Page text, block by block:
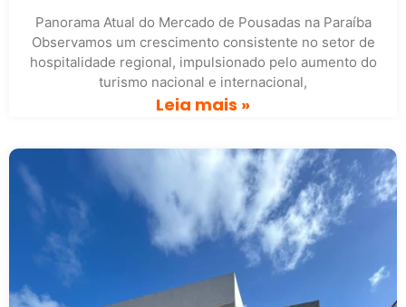
Panorama Atual do Mercado de Pousadas na Paraíba
Observamos um crescimento consistente no setor de
hospitalidade regional, impulsionado pelo aumento do
turismo nacional e internacional,
Leia mais »